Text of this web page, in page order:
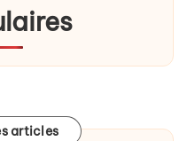
articles